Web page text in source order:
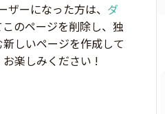
ーになった方は、 ダ
のページを削除し、独
しいページを作成して
楽しみください !